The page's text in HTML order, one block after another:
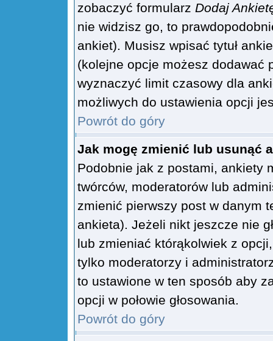
zobaczyć formularz Dodaj
nie widzisz go, to
ankiet). Musisz wpisać tytuł
(kolejne opcje możesz dodawać
wyznaczyć limit czasowy dla
możliwych do ustawienia opcji
Powrót do góry
Jak mogę zmienić lub usunąć
Podobnie jak z postami, ankiety
twórców, moderatorów lub
zmienić pierwszy post w danym
ankieta). Jeżeli nikt jeszcze nie
lub zmieniać którąkolwiek z
tylko moderatorzy i
to ustawione w ten sposób aby
opcji w połowie głosowania.
Powrót do góry